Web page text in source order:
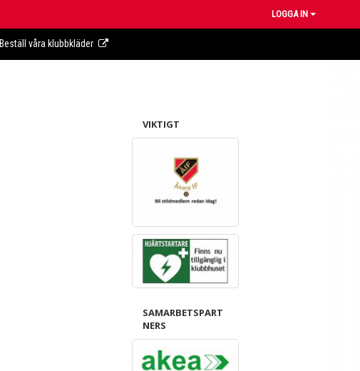
LOGGA IN
Beställ våra klubbkläder
VIKTIGT
SAMARBETSPART
NERS